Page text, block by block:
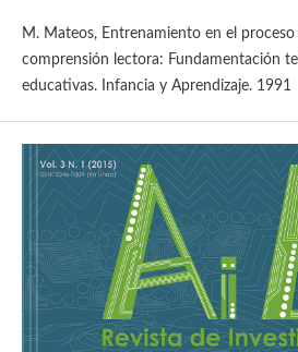
M. Mateos, Entrenamiento en el
comprensión lectora: Fundamentación
educativas. Infancia y Aprendizaje. 1991